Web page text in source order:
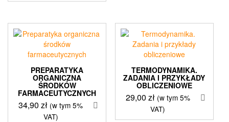
PREPARATYKA
ORGANICZNA
ŚRODKÓW
FARMACEUTYCZNYCH
34,90zł (w tym 5%
VAT)
TERMODYNAMIKA.
ZADANIA I PRZYKŁADY
OBLICZENIOWE
29,00 zł (w tym 5%
VAT)